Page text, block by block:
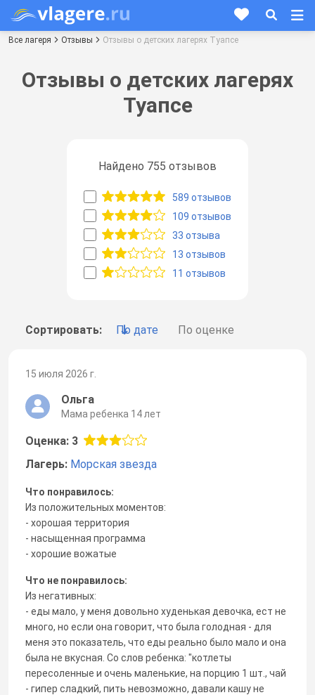
Все лагеря Отзывы Отзывы о детских лагерях Туапсе
Отзывы о детских лагерях
Туапсе
Сортировать: По дате По оценке
15 июля 2026 г.
Ольга
Мама ребенка 14 лет
Оценка: 3
Лагерь: Морская звезда
Что понравилось:
Из положительных моментов:
- хорошая территория
- насыщенная программа
- хорошие вожатые
Что не понравилось:
Из негативных:
- еды мало, у меня довольно худенькая девочка, ест не
много, но если она говорит, что была голодная - для
меня это показатель, что еды реально было мало и она
была не вкусная. Со слов ребенка: "котлеты
пересоленные и очень маленькие, на порцию 1 шт., чай
- гипер сладкий, пить невозможно, давали кашу не
Найдено 755 отзывов
589 отзывов
109 отзывов
33 отзыва
13 отзывов
11 отзывов